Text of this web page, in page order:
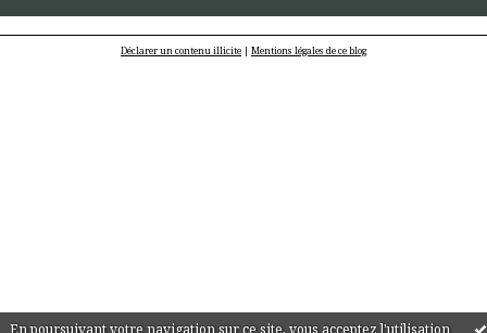
En poursuivant votre navigation sur ce site, vous acceptez l'utilisation
Déclarer un contenu illicite | Mentions légales de ce blog